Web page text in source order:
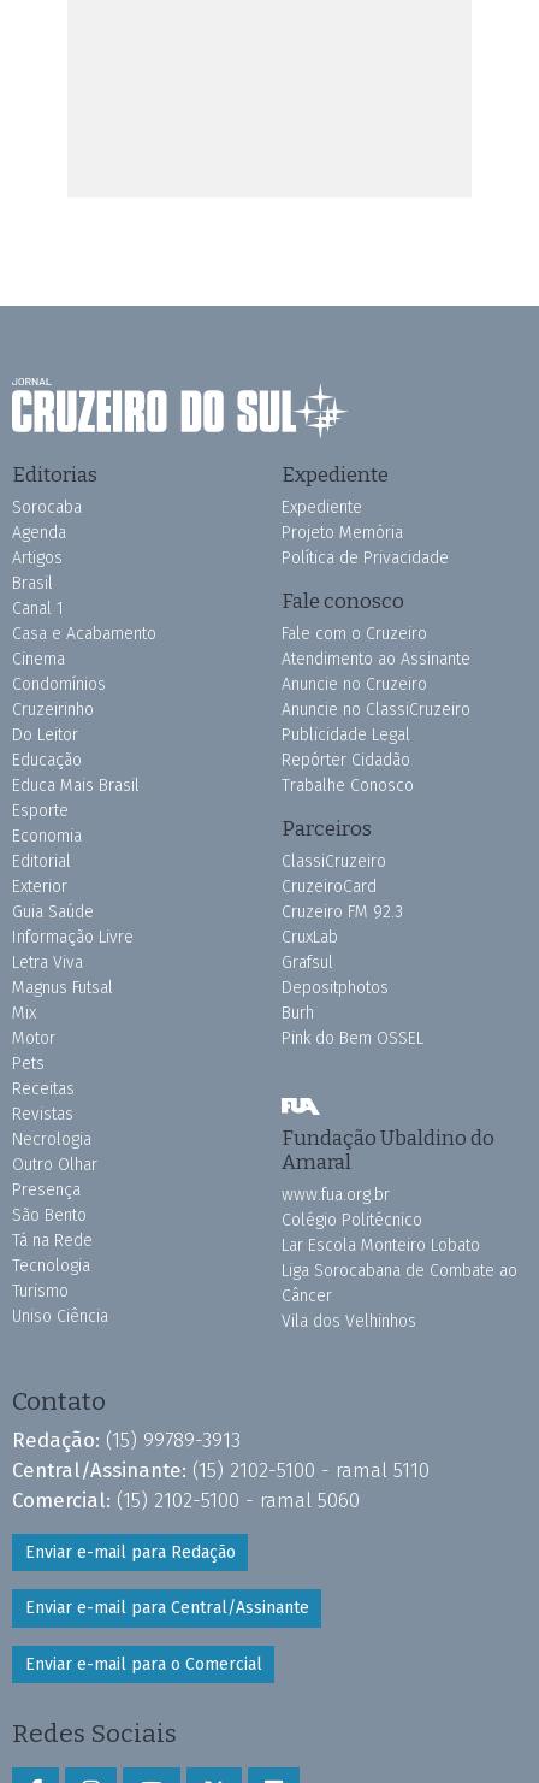
Editorias
Sorocaba
Agenda
Artigos
Brasil
Canal 1
Casa e Acabamento
Cinema
Condomínios
Cruzeirinho
Do Leitor
Educação
Educa Mais Brasil
Esporte
Economia
Editorial
Exterior
Guia Saúde
Informação Livre
Letra Viva
Magnus Futsal
Mix
Motor
Pets
Receitas
Revistas
Necrologia
Outro Olhar
Presença
São Bento
Tá na Rede
Tecnologia
Turismo
Uniso Ciência
Expediente
Expediente
Projeto Memória
Política de Privacidade
Fale conosco
Fale com o Cruzeiro
Atendimento ao Assinante
Anuncie no Cruzeiro
Anuncie no ClassiCruzeiro
Publicidade Legal
Repórter Cidadão
Trabalhe Conosco
Parceiros
ClassiCruzeiro
CruzeiroCard
Cruzeiro FM 92.3
CruxLab
Grafsul
Depositphotos
Burh
Pink do Bem OSSEL
Fundação Ubaldino do
Amaral
www.fua.org.br
Colégio Politécnico
Lar Escola Monteiro Lobato
Liga Sorocabana de Combate ao
Câncer
Vila dos Velhinhos
Contato
Redação: (15) 99789-3913
Central/Assinante: (15) 2102-5100 - ramal 5110
Comercial: (15) 2102-5100 - ramal 5060
Enviar e-mail para Redação
Enviar e-mail para Central/Assinante
Enviar e-mail para o Comercial
Redes Sociais